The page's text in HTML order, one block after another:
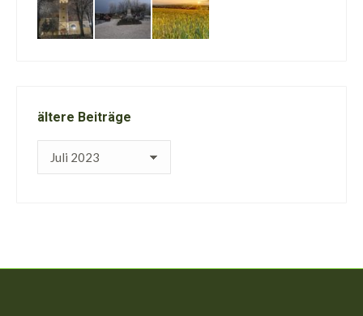
ältere Beiträge
ältere